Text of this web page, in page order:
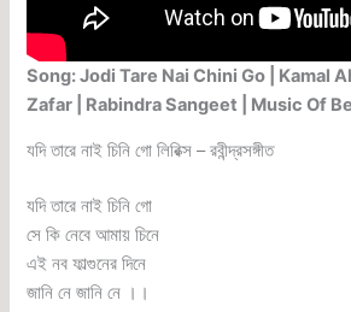
Song: Jodi Tare Nai Chini Go | Kamal
Zafar | Rabindra Sangeet | Music Of
যদি তারে নাই চিনি গো লিরিক্স – রবীন্দ্রসঙ্গীত
যদি তারে নাই চিনি গো
সে কি নেবে আমায় চিনে
এই নব ফাল্গুনের দিনে
জানি নে জানি নে ।।